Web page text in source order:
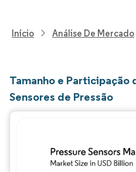
Início Análise De Mercado
Tamanho e Participação
Sensores de Pressão